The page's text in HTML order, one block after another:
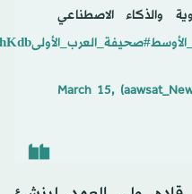
والذكاء الاصطناعي
#صحيفة_العرب_الأولى
March 15,